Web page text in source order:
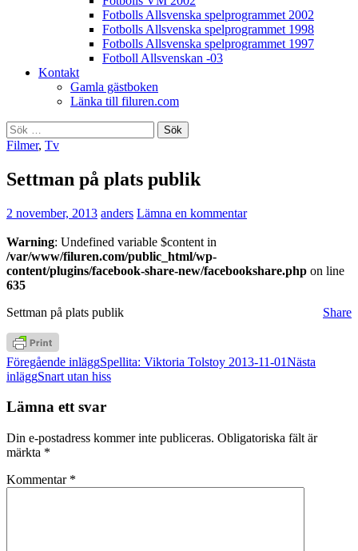
Fotbolls Allsvenska spelprogrammet 2002
Fotbolls Allsvenska spelprogrammet 1998
Fotbolls Allsvenska spelprogrammet 1997
Fotboll Allsvenskan -03
Kontakt
Gamla gästboken
Länka till filuren.com
Sök
efter:
Filmer, Tv
Settman på plats publik
2 november, 2013 anders Lämna en kommentar
Warning: Undefined variable $content in
/var/www/filuren.com/public_html/wp-
content/plugins/facebook-share-new/facebookshare.php on line
635
Share
Settman på plats publik
Inläggsnavigering
Föregående inläggSpellita: Viktoria Tolstoy 2013-11-01Nästa
inläggSnart utan hiss
Lämna ett svar
Din e-postadress kommer inte publiceras. Obligatoriska fält är
märkta *
Kommentar *